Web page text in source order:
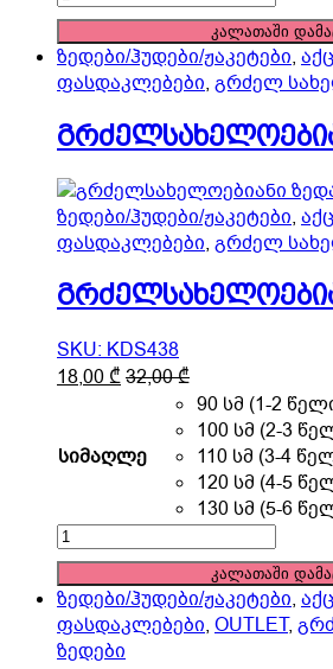
may
be
chosen
on
the
product
ზედა
quantity
კალათაში
ზედები/ჰუდები/ჟაკეტები,
ფასდაკლებები, გრძელ
ზედები/ჰუდები/ჟაკეტები,
ფასდაკლებები, გრძელ
SKU: KDS438
18,00₾32,00₾This
product
has
multiple
variants.
The
options
may
be
chosen
on
სიმაღლე
90 სმ (1-2
100 სმ (2-3
110 სმ (3-4
120 სმ (4-5
130 სმ (5-6
გრძელსახელოებიანი
ზედა
quantity
კალათაში
ზედები/ჰუდები/ჟაკეტები,
ფასდაკლებები, OUTLET,
ზედები